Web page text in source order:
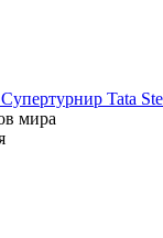
Супертурнир Tata
мира